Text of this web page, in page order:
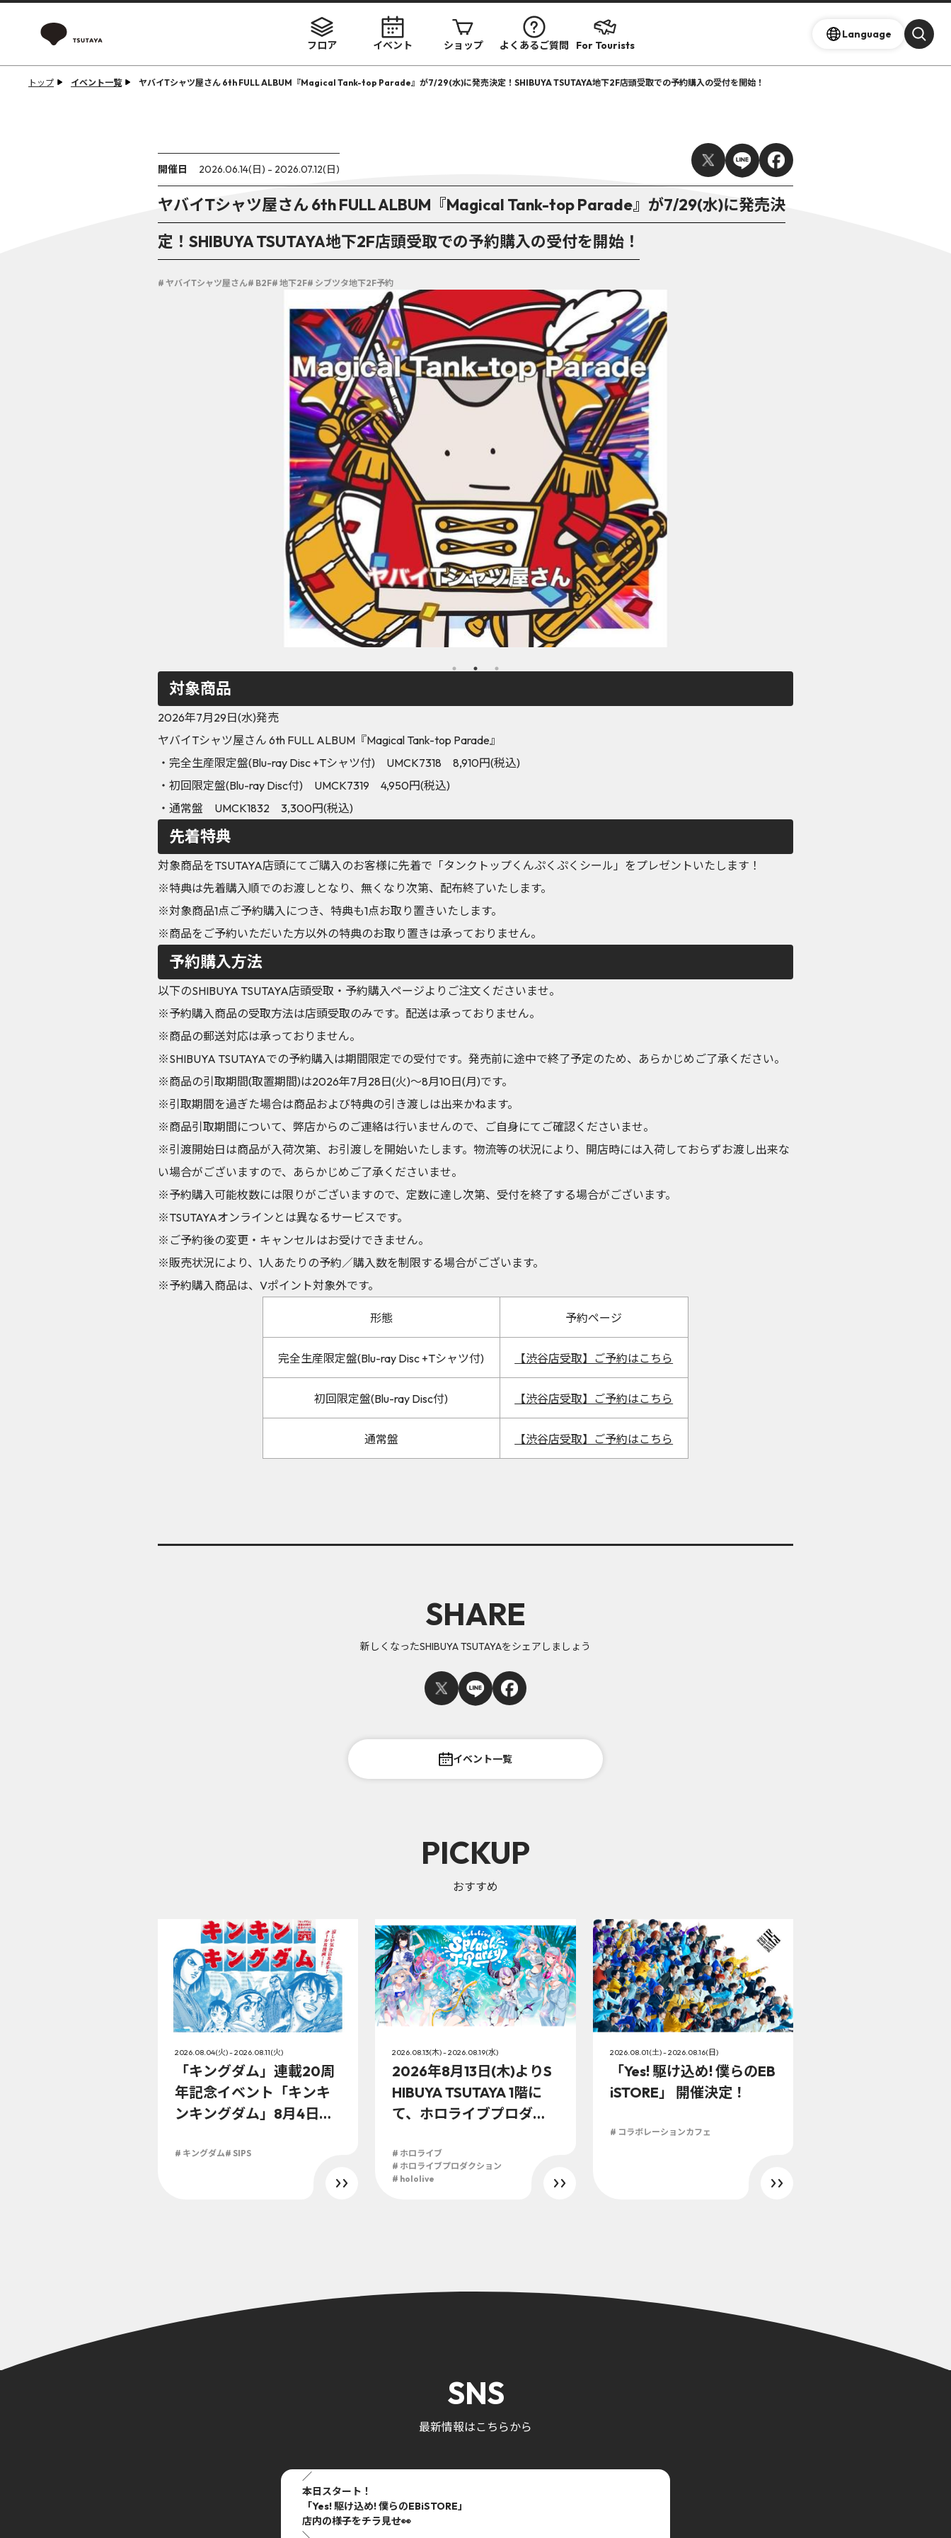
フロア イベント ショップ よくあるご質問 For Tourists
Language
トップ イベント一覧 ヤバイTシャツ屋さん 6th FULL ALBUM『Magical Tank-top Parade』が7/29(水)に発売決定！SHIBUYA TSUTAYA地下2F店頭受取での予約購入の受付を開始！
開催日 2026.06.14(日) - 2026.07.12(日)
ヤバイTシャツ屋さん 6th FULL ALBUM『Magical Tank-top Parade』が7/29(水)に発売決
定！SHIBUYA TSUTAYA地下2F店頭受取での予約購入の受付を開始！
# ヤバイTシャツ屋さん# B2F# 地下2F# シブツタ地下2F予約
対象商品
2026年7月29日(水)発売
ヤバイTシャツ屋さん 6th FULL ALBUM『Magical Tank-top Parade』
・完全生産限定盤(Blu-ray Disc +Tシャツ付) UMCK7318 8,910円(税込)
・初回限定盤(Blu-ray Disc付) UMCK7319 4,950円(税込)
・通常盤 UMCK1832 3,300円(税込)
先着特典
対象商品をTSUTAYA店頭にてご購入のお客様に先着で「タンクトップくんぷくぷくシール」をプレゼントいたします！
※特典は先着購入順でのお渡しとなり、無くなり次第、配布終了いたします。
※対象商品1点ご予約購入につき、特典も1点お取り置きいたします。
※商品をご予約いただいた方以外の特典のお取り置きは承っておりません。
予約購入方法
以下のSHIBUYA TSUTAYA店頭受取・予約購入ページよりご注文くださいませ。
※予約購入商品の受取方法は店頭受取のみです。配送は承っておりません。
※商品の郵送対応は承っておりません。
※SHIBUYA TSUTAYAでの予約購入は期間限定での受付です。発売前に途中で終了予定のため、あらかじめご了承ください。
※商品の引取期間(取置期間)は2026年7月28日(火)～8月10日(月)です。
※引取期間を過ぎた場合は商品および特典の引き渡しは出来かねます。
※商品引取期間について、弊店からのご連絡は行いませんので、ご自身にてご確認くださいませ。
※引渡開始日は商品が入荷次第、お引渡しを開始いたします。物流等の状況により、開店時には入荷しておらずお渡し出来な
い場合がございますので、あらかじめご了承くださいませ。
※予約購入可能枚数には限りがございますので、定数に達し次第、受付を終了する場合がございます。
※TSUTAYAオンラインとは異なるサービスです。
※ご予約後の変更・キャンセルはお受けできません。
※販売状況により、1人あたりの予約／購入数を制限する場合がございます。
※予約購入商品は、Vポイント対象外です。
形態 予約ページ
完全生産限定盤(Blu-ray Disc +Tシャツ付) 【渋谷店受取】ご予約はこちら
初回限定盤(Blu-ray Disc付) 【渋谷店受取】ご予約はこちら
通常盤 【渋谷店受取】ご予約はこちら
SHARE
新しくなったSHIBUYA TSUTAYAをシェアしましょう
イベント一覧
PICKUP
おすすめ
2026.08.04(火) - 2026.08.11(火)
「キングダム」連載20周
年記念イベント「キンキ
ンキングダム」8月4日
# キングダム# SIPS
2026.08.13(木) - 2026.08.19(水)
2026年8月13日(木)よりS
HIBUYA TSUTAYA 1階に
て、ホロライブプロダク
ャツ展示イベントを開
催！
# ホロライブ
# ホロライブプロダクション
# hololive
2026.08.01(土) - 2026.08.16(日)
「Yes! 駆け込め! 僕らのEB
iSTORE」 開催決定！
# コラボレーションカフェ
SNS
最新情報はこちらから
／
本日スタート！
「Yes! 駆け込め! 僕らのEBiSTORE」
店内の様子をチラ見せ👀